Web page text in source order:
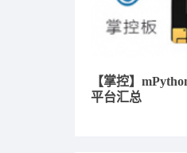
【掌控】
平台汇总